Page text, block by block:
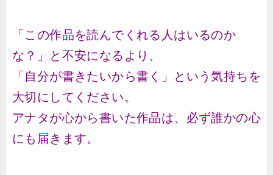
「この作品を読んでくれる人はいるのか
な？」と不安になるより、
「自分が書きたいから書く」という気持ちを
大切にしてください。
アナタが心から書いた作品は、必ず誰かの心
にも届きます。